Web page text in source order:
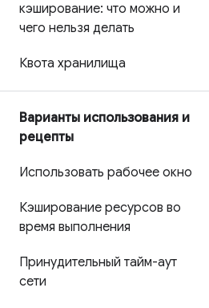
кэширование: что можно и
чего нельзя делать
Квота хранилища
Варианты использования и
рецепты
Использовать рабочее окно
Кэширование ресурсов во
время выполнения
Принудительный тайм-аут
сети